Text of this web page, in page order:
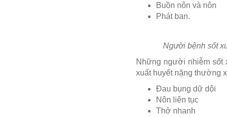
Buồn nôn và nôn
Phát ban.
Người bệnh sốt
Những người nhiễm sốt
xuất huyết nặng thường
Đau bụng dữ dội
Nôn liên tục
Thở nhanh